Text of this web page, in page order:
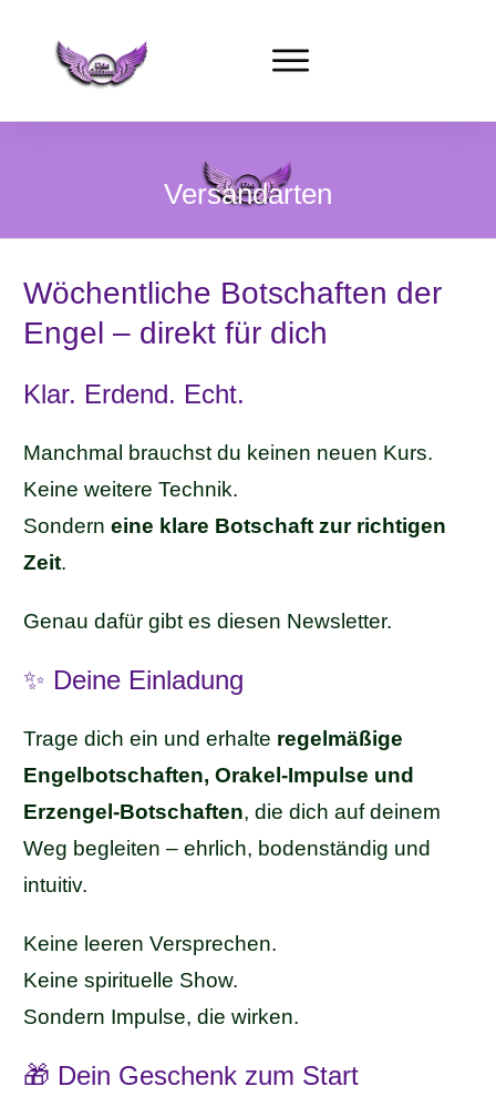
Versandarten
Wöchentliche Botschaften der
Engel – direkt für dich
Klar. Erdend. Echt.
Manchmal brauchst du keinen neuen Kurs.
Keine weitere Technik.
Sondern eine klare Botschaft zur richtigen
Zeit.
Genau dafür gibt es diesen Newsletter.
✨ Deine Einladung
Trage dich ein und erhalte regelmäßige
Engelbotschaften, Orakel-Impulse und
Erzengel-Botschaften, die dich auf deinem
Weg begleiten – ehrlich, bodenständig und
intuitiv.
Keine leeren Versprechen.
Keine spirituelle Show.
Sondern Impulse, die wirken.
🎁 Dein Geschenk zum Start